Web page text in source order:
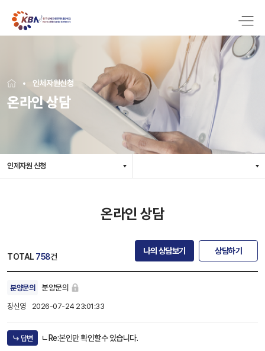
인체자원신청
온라인 상담
인제자원 신청
온라인 상담
TOTAL 758건
나의 상담보기 상담하기
분양문의 분양문의
장신영 2026-07-24 23:01:33
답변 ㄴRe:본인만 확인할수 있습니다.